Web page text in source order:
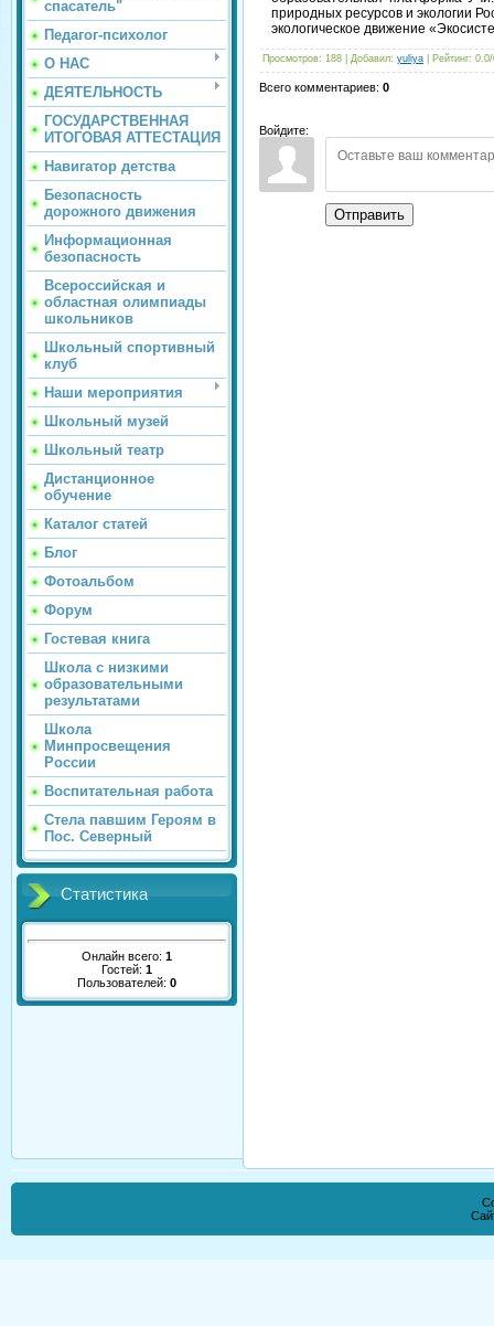
спасатель"
Педагог-психолог
О НАС
ДЕЯТЕЛЬНОСТЬ
ГОСУДАРСТВЕННАЯ
ИТОГОВАЯ АТТЕСТАЦИЯ
Навигатор детства
Безопасность
дорожного движения
Информационная
безопасность
Всероссийская и
областная олимпиады
школьников
Школьный спортивный
клуб
Наши мероприятия
Школьный музей
Школьный театр
Дистанционное
обучение
Каталог статей
Блог
Фотоальбом
Форум
Гостевая книга
Школа с низкими
образовательными
результатами
Школа
Минпросвещения
России
Воспитательная работа
Стела павшим Героям в
Пос. Северный
Статистика
Онлайн всего: 1
Гостей: 1
Пользователей: 0
природных ресурсов и экологии
экологическое движение
Просмотров: 188 Добавил: yuliya Рейтинг: 0.0/
Всего комментариев: 0
Войдите:
Отправить